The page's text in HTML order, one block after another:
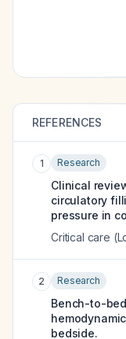
REFERENCES
1 Research
Clinical
circulatory
pressure in
Critical care
2 Research
Bench-to-
bedside.